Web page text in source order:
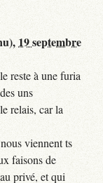
19 septembre
reste à une furia
uns
relais, car la
viennent ts
faisons de
privé, et qui